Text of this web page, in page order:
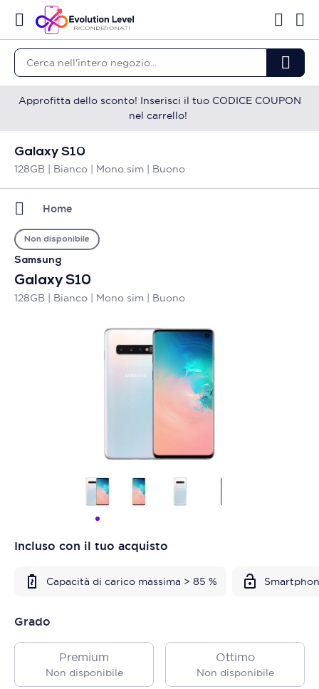
Approfitta dello sconto! Inserisci il tuo CODICE COUPON
nel carrello!
Galaxy S10
128GB | Bianco | Mono sim | Buono
Home
Samsung
Galaxy S10
128GB | Bianco | Mono sim | Buono
Non disponibile
Incluso con il tuo acquisto
Capacità di carico massima > 85 %
Grado
Premium
Non disponibile
Ottimo
Non disponibile